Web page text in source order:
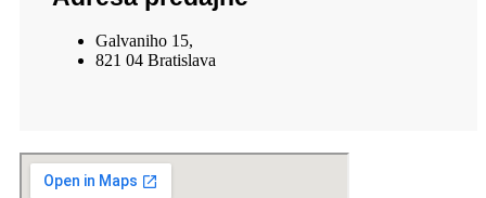
Galvaniho 15,
821 04 Bratislava